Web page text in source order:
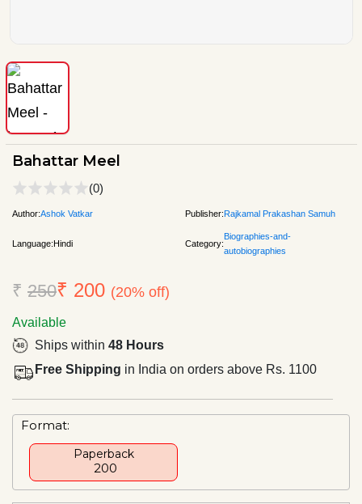
Bahattar Meel
(0)
Author:Ashok Vatkar Publisher:Rajkamal Prakashan Samuh
Language:Hindi Category:
Biographies-and-
autobiographies
₹ 250₹ 200 (20% off)
Available
Ships within 48 Hours
Free Shipping in India on orders above Rs. 1100
Format:
Paperback
₹ 200